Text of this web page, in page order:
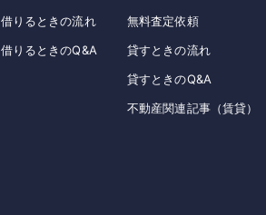
借りるときの流れ
借りるときのQ&A
無料査定依頼
貸すときの流れ
貸すときのQ&A
不動産関連記事（賃貸）